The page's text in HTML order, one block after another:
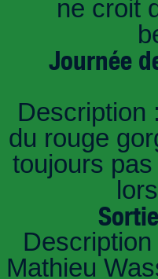
ne croit
Journée
Description
du rouge
toujours
Mathieu